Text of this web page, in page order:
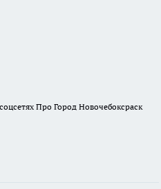
Про Город Новочебоксраск